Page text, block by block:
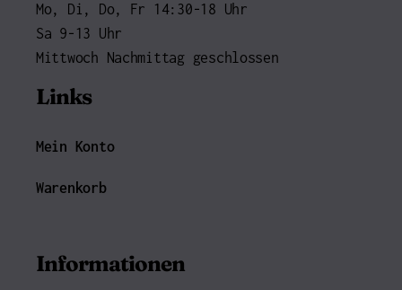
Mo, Di, Do, Fr 14:30-18 Uhr
Sa 9-13 Uhr
Mittwoch Nachmittag geschlossen
Links
Mein Konto
Warenkorb
Informationen